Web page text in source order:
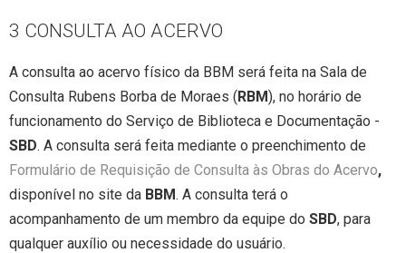
3 CONSULTA AO ACERVO
A consulta ao acervo físico da BBM será feita na Sala de
Consulta Rubens Borba de Moraes (RBM), no horário de
funcionamento do Serviço de Biblioteca e Documentação -
SBD. A consulta será feita mediante o preenchimento de
Formulário de Requisição de Consulta às Obras do Acervo,
disponível no site da BBM. A consulta terá o
acompanhamento de um membro da equipe do SBD, para
qualquer auxílio ou necessidade do usuário.